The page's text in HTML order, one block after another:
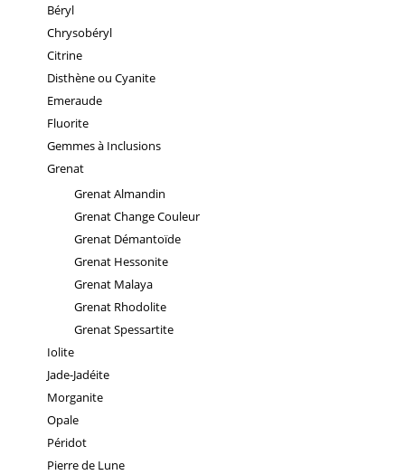
Béryl
Chrysobéryl
Citrine
Disthène ou Cyanite
Emeraude
Fluorite
Gemmes à Inclusions
Grenat
Grenat Almandin
Grenat Change Couleur
Grenat Démantoïde
Grenat Hessonite
Grenat Malaya
Grenat Rhodolite
Grenat Spessartite
Iolite
Jade-Jadéite
Morganite
Opale
Péridot
Pierre de Lune